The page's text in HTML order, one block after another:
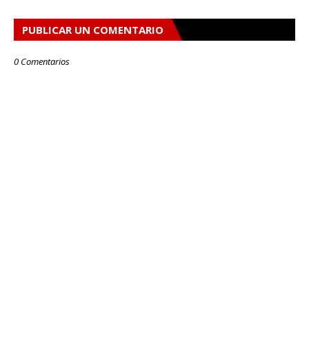
PUBLICAR UN COMENTARIO
0 Comentarios